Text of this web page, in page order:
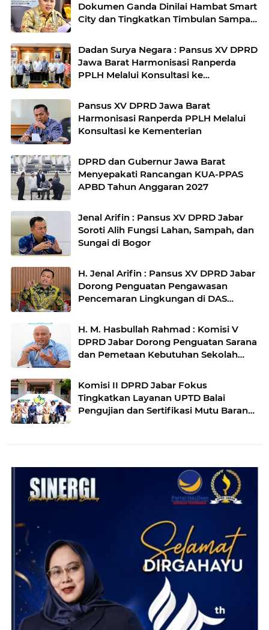
Dokumen Ganda Dinilai Hambat Smart
City dan Tingkatkan Timbulan Sampah
Dadan Surya Negara : Pansus XV DPRD
Jawa Barat Harmonisasi Ranperda
PPLH Melalui Konsultasi ke
Pansus XV DPRD Jawa Barat
Harmonisasi Ranperda PPLH Melalui
Konsultasi ke Kementerian
DPRD dan Gubernur Jawa Barat
Menyepakati Rancangan KUA-PPAS
APBD Tahun Anggaran 2027
Jenal Arifin : Pansus XV DPRD Jabar
Soroti Alih Fungsi Lahan, Sampah, dan
Sungai di Bogor
H. Jenal Arifin : Pansus XV DPRD Jabar
Dorong Penguatan Pengawasan
Pencemaran Lingkungan di DAS
H. M. Hasbullah Rahmad : Komisi V
DPRD Jabar Dorong Penguatan Sarana
dan Pemetaan Kebutuhan Sekolah
Komisi II DPRD Jabar Fokus
Tingkatkan Layanan UPTD Balai
Pengujian dan Sertifikasi Mutu Barang